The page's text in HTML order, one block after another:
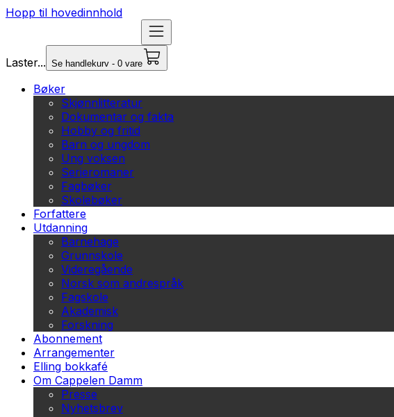
Hopp til hovedinnhold
Laster... Se handlekurv - 0 vare
Bøker
Skjønnlitteratur
Dokumentar og fakta
Hobby og fritid
Barn og ungdom
Ung voksen
Serieromaner
Fagbøker
Skolebøker
Forfattere
Utdanning
Barnehage
Grunnskole
Videregående
Norsk som andrespråk
Fagskole
Akademisk
Forskning
Abonnement
Arrangementer
Elling bokkafé
Om Cappelen Damm
Presse
Nyhetsbrev